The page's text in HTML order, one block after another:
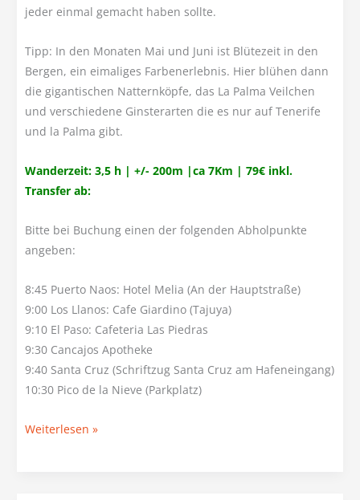
jeder einmal gemacht haben sollte.
Tipp: In den Monaten Mai und Juni ist Blütezeit in den
Bergen, ein eimaliges Farbenerlebnis. Hier blühen dann
die gigantischen Natternköpfe, das La Palma Veilchen
und verschiedene Ginsterarten die es nur auf Tenerife
und la Palma gibt.
Wanderzeit: 3,5 h | +/- 200m |ca 7Km | 79€ inkl.
Transfer ab:
Bitte bei Buchung einen der folgenden Abholpunkte
angeben:
8:45 Puerto Naos: Hotel Melia (An der Hauptstraße)
9:00 Los Llanos: Cafe Giardino (Tajuya)
9:10 El Paso: Cafeteria Las Piedras
9:30 Cancajos Apotheke
9:40 Santa Cruz (Schriftzug Santa Cruz am Hafeneingang)
10:30 Pico de la Nieve (Parkplatz)
Mo:
Weiterlesen »